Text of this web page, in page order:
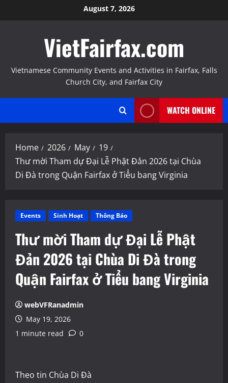
to
August 7, 2026
VietFairfax.com
Vietnamese Community Events and Activities in Fairfax, Falls
Church City, and Fairfax City
WATCH ONLINE
Home 2026 May
19
Thư mời Tham dự Đại Lễ Phật Đản 2026 tại Chùa
Di Đà trong Quận Fairfax ở Tiểu bang Virginia
Events Sinh Hoạt Thông Báo
Thư mời Tham dự Đại Lễ Phật
Đản 2026 tại Chùa Di Đà trong
Quận Fairfax ở Tiểu bang Virginia
webVFRanadmin
May 19, 2026
1 minute read
0
Theo tin Chùa Di Đà